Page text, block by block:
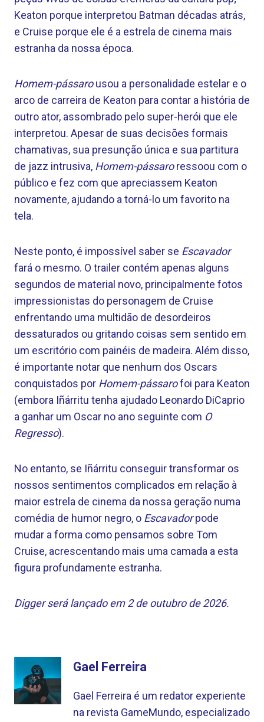
Keaton porque interpretou Batman décadas atrás,
e Cruise porque ele é a estrela de cinema mais
estranha da nossa época.
Homem-pássarousou a personalidade estelar e o
arco de carreira de Keaton para contar a história de
outro ator, assombrado pelo super-herói que ele
interpretou. Apesar de suas decisões formais
chamativas, sua presunção única e sua partitura
de jazz intrusiva, Homem-pássaroressoou com o
público e fez com que apreciassem Keaton
novamente, ajudando a torná-lo um favorito na
tela.
Neste ponto, é impossível saber se Escavador
fará o mesmo. O trailer contém apenas alguns
segundos de material novo, principalmente fotos
impressionistas do personagem de Cruise
enfrentando uma multidão de desordeiros
dessaturados ou gritando coisas sem sentido em
um escritório com painéis de madeira. Além disso,
é importante notar que nenhum dos Oscars
conquistados por Homem-pássarofoi para Keaton
(embora Iñárritu tenha ajudado Leonardo DiCaprio
a ganhar um Oscar no ano seguinte com O
Regresso).
No entanto, se Iñárritu conseguir transformar os
nossos sentimentos complicados em relação à
maior estrela de cinema da nossa geração numa
comédia de humor negro, o Escavadorpode
mudar a forma como pensamos sobre Tom
Cruise, acrescentando mais uma camada a esta
figura profundamente estranha.
Digger será lançado em 2 de outubro de 2026.
Gael Ferreira
Gael Ferreira é um redator experiente
na revista GameMundo, especializado